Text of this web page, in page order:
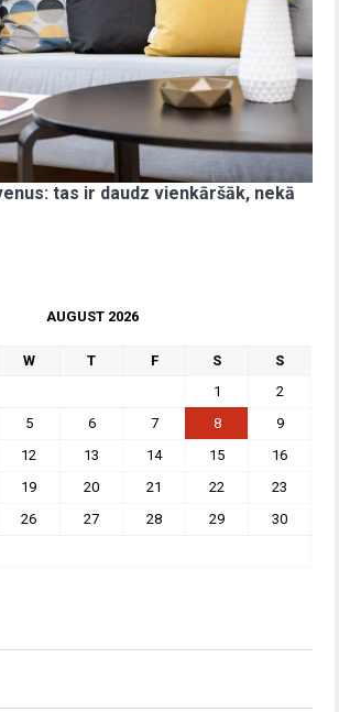
tas ir daudz vienkāršāk, nekā
AUGUST 2026
W T F S
S
1
2
5 6 7 8
9
12 13 14 15
16
19 20 21 22
23
26 27 28 29
30